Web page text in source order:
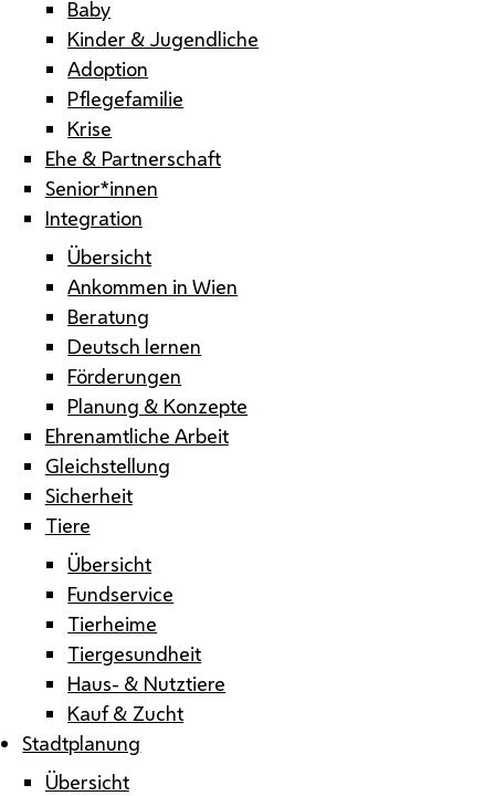
Baby
Kinder & Jugendliche
Adoption
Pflegefamilie
Krise
Ehe & Partnerschaft
Senior*innen
Integration
Übersicht
Ankommen in Wien
Beratung
Deutsch lernen
Förderungen
Planung & Konzepte
Ehrenamtliche Arbeit
Gleichstellung
Sicherheit
Tiere
Übersicht
Fundservice
Tierheime
Tiergesundheit
Haus- & Nutztiere
Kauf & Zucht
Stadtplanung
Übersicht